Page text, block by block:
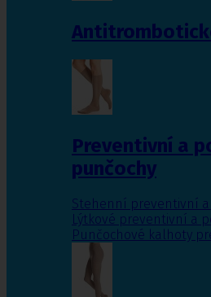
Preventivní a
punčochy
Stehenní preventivní
Lýtkové preventivní a
Punčochové kalhoty